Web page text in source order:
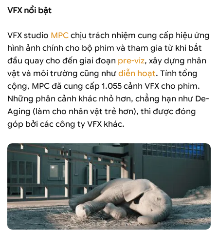
VFX nổi bật
VFX studio MPC chịu trách nhiệm cung cấp hiệu ứng
hình ảnh chính cho bộ phim và tham gia từ khi bắt
đầu quay cho đến giai đoạn pre-viz, xây dựng nhân
vật và môi trường cũng như diễn hoạt. Tính tổng
cộng, MPC đã cung cấp 1.055 cảnh VFX cho phim.
Những phân cảnh khác nhỏ hơn, chẳng hạn như De-
Aging (làm cho nhân vật trẻ hơn), thì được đóng
góp bởi các công ty VFX khác.